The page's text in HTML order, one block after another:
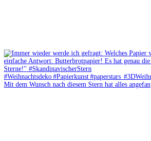
Mit dem Wunsch nach diesem Stern hat alles angefan